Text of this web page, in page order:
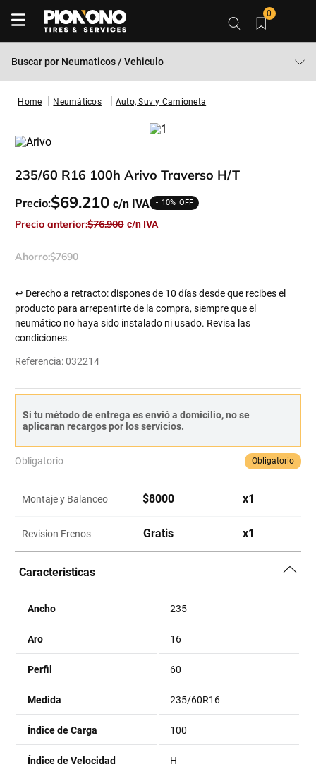
0
Buscar por Neumaticos / Vehiculo
Neumáticos Auto, Suv y Camioneta
235/60 R16 100h Arivo Traverso H/t
Precio:$69.210 10%
Precio anterior:$76.900
Ahorro:$7690
↩ Derecho a retracto: dispones de 10 días desde que recibes el
producto para arrepentirte de la compra, siempre que el
neumático no haya sido instalado ni usado. Revisa las
condiciones.
Referencia:032214
Si tu método de entrega es envió a domicilio, no se
aplicaran recargos por los servicios.
Obligatorio Obligatorio
Montaje y Balanceo $8000 x1
Revision Frenos Gratis x1
Caracteristicas
Ancho 235
Aro 16
Perfil 60
Medida 235/60R16
Índice de Carga 100
Índice de Velocidad H